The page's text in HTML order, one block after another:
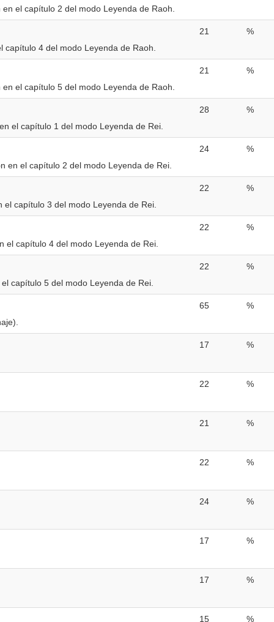
el capítulo 2 del modo Leyenda de Raoh.
4 del modo Leyenda de Raoh.
21 %
el capítulo 5 del modo Leyenda de Raoh.
21 %
el capítulo 1 del modo Leyenda de Rei.
28 %
en el capítulo 2 del modo Leyenda de Rei.
24 %
capítulo 3 del modo Leyenda de Rei.
22 %
el capítulo 4 del modo Leyenda de Rei.
22 %
capítulo 5 del modo Leyenda de Rei.
22 %
65 %
17 %
22 %
21 %
22 %
24 %
17 %
17 %
15 %